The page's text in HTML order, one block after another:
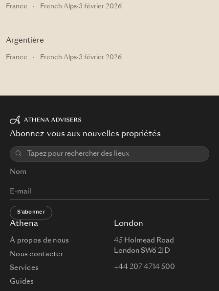
France · French Alps·3 février 2026
Argentière
France · French Alps·3 février 2026
Athena
À propos de nous
Nous contacter
Services
Guides
London
45 Holmead Road
London SW6 2JD
+44 207 4714 500
Abonnez-vous aux nouvelles propriétés
S'abonner